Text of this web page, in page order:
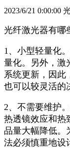
2023/6/21 0:00:00
光纤激光器有哪
1、小型轻量化
量化。另外，激
系统更新，因此
也可以较灵活的
2、不需要维护
热透镜效应和热
品量大幅降低。
法必须慎重地设